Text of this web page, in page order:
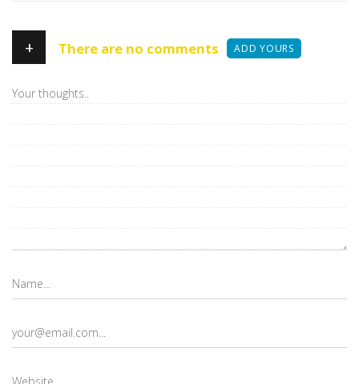
+ There are no comments ADD YOURS